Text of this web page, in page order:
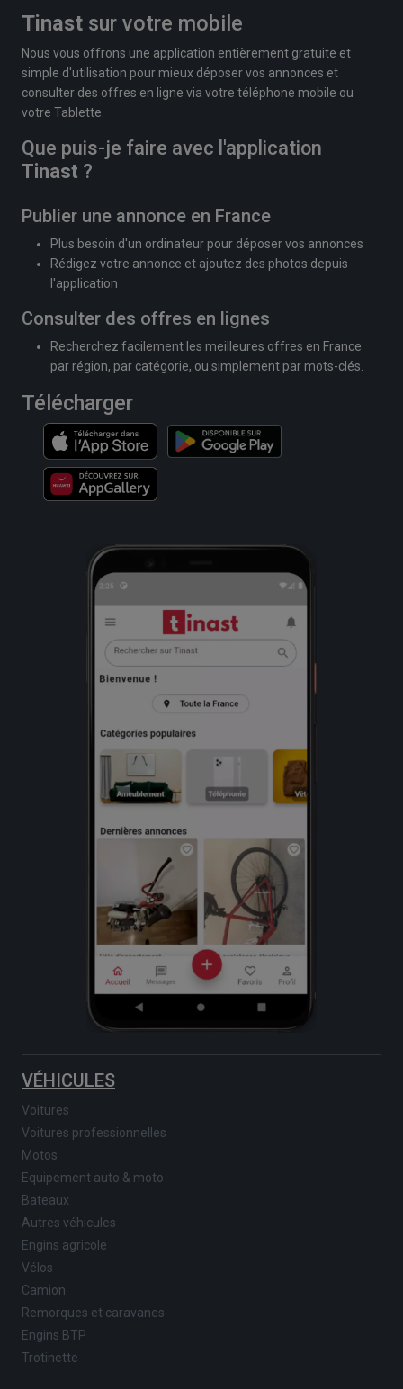
Tinast sur votre mobile
Nous vous offrons une application entièrement gratuite et
simple d'utilisation pour mieux déposer vos annonces et
consulter des offres en ligne via votre téléphone mobile ou
votre Tablette.
Que puis-je faire avec l'application
Tinast ?
Publier une annonce en France
Plus besoin d'un ordinateur pour déposer vos annonces
Rédigez votre annonce et ajoutez des photos depuis
l'application
Consulter des offres en lignes
Recherchez facilement les meilleures offres en France
par région, par catégorie, ou simplement par mots-clés.
Télécharger
VÉHICULES
Voitures
Voitures professionnelles
Motos
Equipement auto & moto
Bateaux
Autres véhicules
Engins agricole
Vélos
Camion
Remorques et caravanes
Engins BTP
Trotinette